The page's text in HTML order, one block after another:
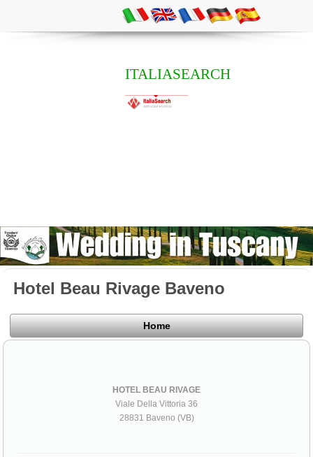
ITALIASEARCH
Hotel Beau Rivage Baveno
Home
HOTEL BEAU RIVAGE
Viale Della Vittoria 36
28831 Baveno (VB)